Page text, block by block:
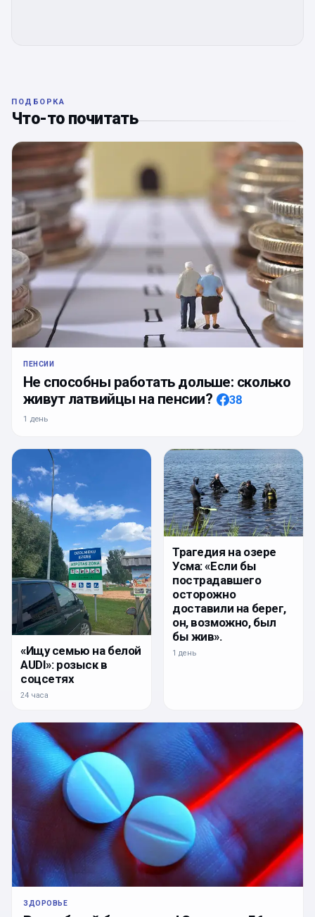
ПОДБОРКА
Что-то почитать
ПЕНСИИ
Не способны работать дольше: сколько
живут латвийцы на пенсии?
38
1 день
«Ищу семью на белой
AUDI»: розыск в
соцсетях
24 часа
Трагедия на озере
Усма: «Если бы
пострадавшего
осторожно
доставили на берег,
он, возможно, был
бы жив».
1 день
ЗДОРОВЬЕ